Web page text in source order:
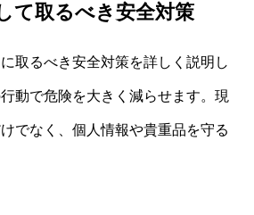
て取るべき安全対策
取るべき安全対策を詳しく説明し
動で危険を大きく減らせます。現
でなく、個人情報や貴重品を守る